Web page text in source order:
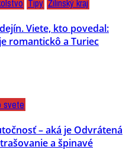
Tipy Žilinský kraj
Viete, kto povedal:
romantickô a Turiec
svete
– aká je Odvrátená
a špinavé